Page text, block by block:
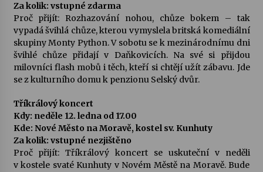
Za kolik: vstupné zdarma
Proč přijít: Rozhazování nohou, chůze bokem – tak
vypadá švihlá chůze, kterou vymyslela britská komediální
skupiny Monty Python. V sobotu se k mezinárodnímu dni
švihlé chůze přidají v Daňkovicích. Na své si přijdou
milovníci flash mobů i těch, kteří si chtějí užít zábavu. Jde
se z kulturního domu k penzionu Selský dvůr.
Tříkrálový koncert
Kdy: neděle 12. ledna od 17.00
Kde: Nové Město na Moravě, kostel sv. Kunhuty
Za kolik: vstupné nezjištěno
Proč přijít: Tříkrálový koncert se uskuteční v neděli
v kostele svaté Kunhuty v Novém Městě na Moravě. Bude